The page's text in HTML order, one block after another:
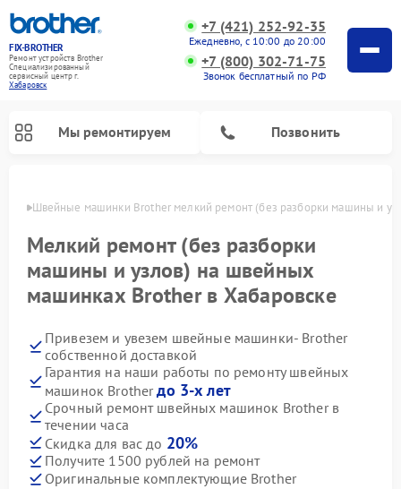
FIX-BROTHER
Ремонт устройств Brother
Специализированный
cервисный центр г.
Хабаровск
+7 (421) 252-92-35
Ежедневно, с 10:00 до 20:00
+7 (800) 302-71-75
Звонок бесплатный по РФ
Мы ремонтируем Позвонить
Швейные машинки Brother мелкий ремонт (без разборки машины и
Мелкий ремонт (без разборки
машины и узлов) на швейных
машинках Brother в Хабаровске
Привезем и увезем швейные машинки- Brother
собственной доставкой
Гарантия на наши работы по ремонту швейных
машинок Brotherдо 3-х лет
Срочный ремонт швейных машинок Brother в
течении часа
Скидка для вас до 20%
Получите 1500 рублей на ремонт
Оригинальные комплектующие Brother